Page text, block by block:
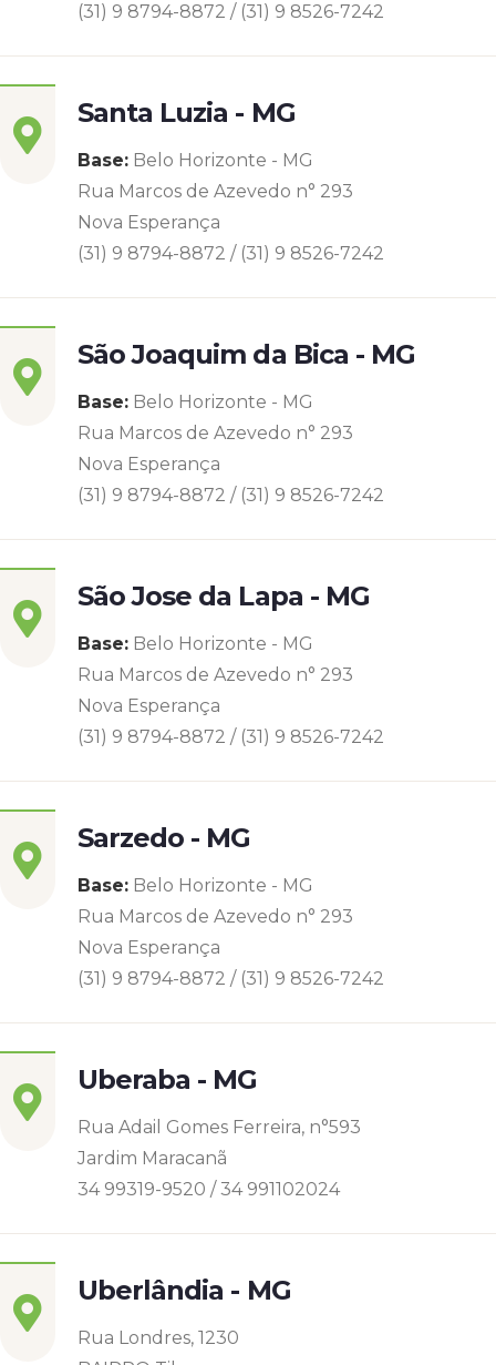
(31) 9 8794-8872 / (31) 9 8526-7242
Santa Luzia - MG
Base: Belo Horizonte - MG
Rua Marcos de Azevedo n° 293
Nova Esperança
(31) 9 8794-8872 / (31) 9 8526-7242
São Joaquim da Bica - MG
Base: Belo Horizonte - MG
Rua Marcos de Azevedo n° 293
Nova Esperança
(31) 9 8794-8872 / (31) 9 8526-7242
São Jose da Lapa - MG
Base: Belo Horizonte - MG
Rua Marcos de Azevedo n° 293
Nova Esperança
(31) 9 8794-8872 / (31) 9 8526-7242
Sarzedo - MG
Base: Belo Horizonte - MG
Rua Marcos de Azevedo n° 293
Nova Esperança
(31) 9 8794-8872 / (31) 9 8526-7242
Uberaba - MG
Rua Adail Gomes Ferreira, n°593
Jardim Maracanã
34 99319-9520 / 34 991102024
Uberlândia - MG
Rua Londres, 1230